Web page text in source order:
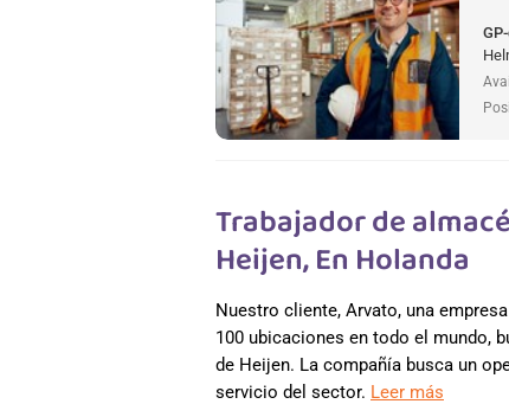
Trabajador de
Heijen, En Holanda
Nuestro cliente, Arvato, una
100 ubicaciones en todo el mundo,
de Heijen. La compañía busca un
servicio del sector. Leer más